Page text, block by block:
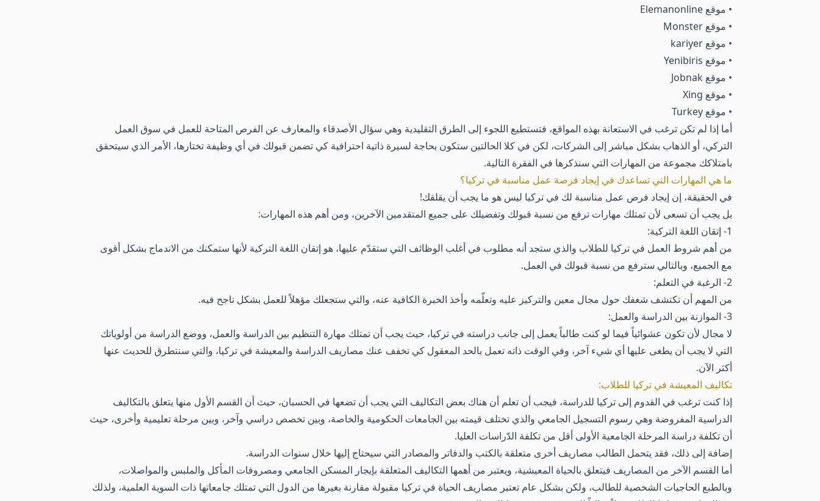
• موقع Elemanonline
• موقع Monster
• موقع kariyer
• موقع Yenibiris
• موقع Jobnak
• موقع Xing
• موقع Turkey
أما إذا لم تكن ترغب في الاستعانة بهذه المواقع، فتستطيع اللجوء إلى الطرق التقليدية وهي سؤال الأصدقاء والمعارف عن الفرص المتاحة للعمل في سوق العمل
التركي، أو الذهاب بشكل مباشر إلى الشركات، لكن في كلا الحالتين ستكون بحاجة لسيرة ذاتية احترافية كي تضمن قبولك في أي وظيفة تختارها، الأمر الذي سيتحقق
بامتلاكك مجموعة من المهارات التي سنذكرها في الفقرة التالية.
ما هي المهارات التي تساعدك في إيجاد فرصة عمل مناسبة في تركيا؟
في الحقيقة، إن إيجاد فرص عمل مناسبة لك في تركيا ليس هو ما يجب أن يقلقك!
بل يجب أن تسعى لأن تمتلك مهارات ترفع من نسبة قبولك وتفضيلك على جميع المتقدمين الآخرين، ومن أهم هذه المهارات:
1- إتقان اللغة التركية:
من أهم شروط العمل في تركيا للطلاب والذي ستجد أنه مطلوب في أغلب الوظائف التي ستقدّم عليها، هو إتقان اللغة التركية لأنها ستمكنك من الاندماج بشكل أقوى
مع الجميع، وبالتالي سترفع من نسبة قبولك في العمل.
2- الرغبة في التعلم:
من المهم أن تكتشف شغفك حول مجال معين والتركيز عليه وتعلّمه وأخذ الخبرة الكافية عنه، والتي ستجعلك مؤهلاً للعمل بشكل ناجح فيه.
3- الموازنة بين الدراسة والعمل:
لا مجال لأن تكون عشوائياً فيما لو كنت طالباً يعمل إلى جانب دراسته في تركيا، حيث يجب أن تمتلك مهارة التنظيم بين الدراسة والعمل، ووضع الدراسة من أولوياتك
التي لا يجب أن يطغى عليها أي شيء آخر، وفي الوقت ذاته تعمل بالحد المعقول كي تخفف عنك مصاريف الدراسة والمعيشة في تركيا، والتي سنتطرق للحديث عنها
أكثر الآن.
تكاليف المعيشة في تركيا للطلاب:
إذا كنت ترغب في القدوم إلى تركيا للدراسة، فيجب أن تعلم أن هناك بعض التكاليف التي يجب أن تضعها في الحسبان، حيث أن القسم الأول منها يتعلق بالتكاليف
الدراسية المفروضة وهي رسوم التسجيل الجامعي والذي تختلف قيمته بين الجامعات الحكومية والخاصة، وبين تخصص دراسي وآخر، وبين مرحلة تعليمية وأخرى، حيث
أن تكلفة دراسة المرحلة الجامعية الأولى أقل من تكلفة الدّراسات العليا.
إضافة إلى ذلك، فقد يتحمل الطالب مصاريف أخرى متعلقة بالكتب والدفاتر والمصادر التي سيحتاج إليها خلال سنوات الدراسة.
أما القسم الآخر من المصاريف فيتعلق بالحياة المعيشية، ويعتبر من أهمها التكاليف المتعلقة بإيجار المسكن الجامعي ومصروفات المأكل والملبس والمواصلات،
وبالطبع الحاجيات الشخصية للطالب، ولكن بشكل عام تعتبر مصاريف الحياة في تركيا مقبولة مقارنة بغيرها من الدول التي تمتلك جامعاتها ذات السوية العلمية، ولذلك